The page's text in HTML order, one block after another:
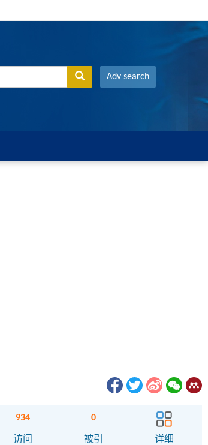
Adv search
934
访问
0
被引 详细